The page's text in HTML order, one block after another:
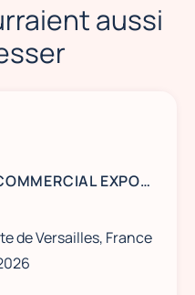
aussi
ACCUEIL TECHNIQUE / COMMERCIAL EXPOSANTS 2026
de Versailles, France